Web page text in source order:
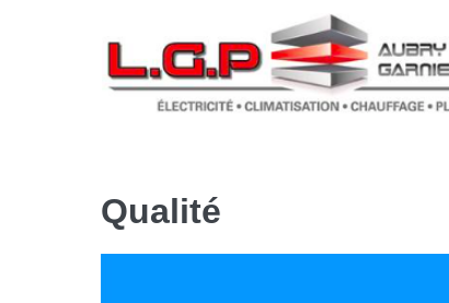
Qualité